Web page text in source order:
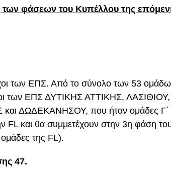
των φάσεων του Κυπέλλου της
των ΕΠΣ. Από το σύνολο των 53
των ΕΠΣ ΔΥΤΙΚΗΣ ΑΤΤΙΚΗΣ,
ΔΩΔΕΚΑΝΗΣΟΥ, που ήταν ομάδες Γ΄
FL και θα συμμετέχουν στην 3η φάση
της FL).
47.